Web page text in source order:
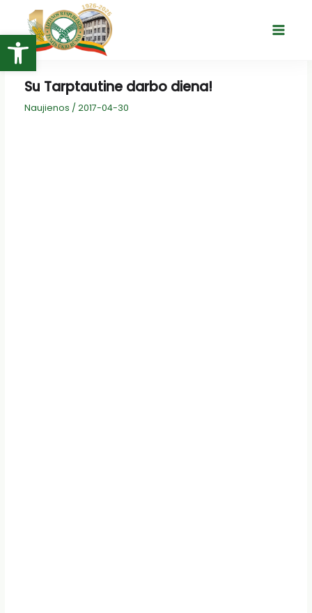
Open toolbar
turinio
Main
Su Tarptautine darbo diena!
Naujienos / 2017-04-30